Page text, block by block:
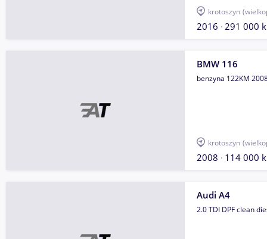
krotoszyn
2016 291 000
BMW 116
benzyna 122KM
krotoszyn
2008 114 000
Audi A4
2.0 TDI DPF clean